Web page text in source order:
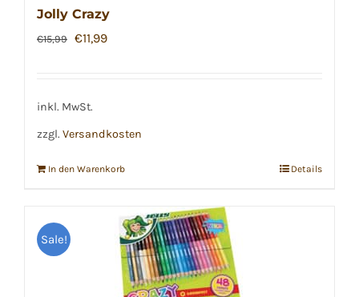
Jolly Crazy
€15,99 Ursprünglicher
€15,99
€11,99Aktueller
inkl. MwSt.
zzgl. Versandkosten
In den Warenkorb Details
Sale!